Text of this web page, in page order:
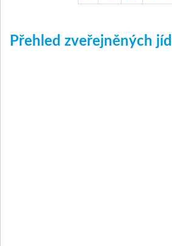
Přehled zveřejněných